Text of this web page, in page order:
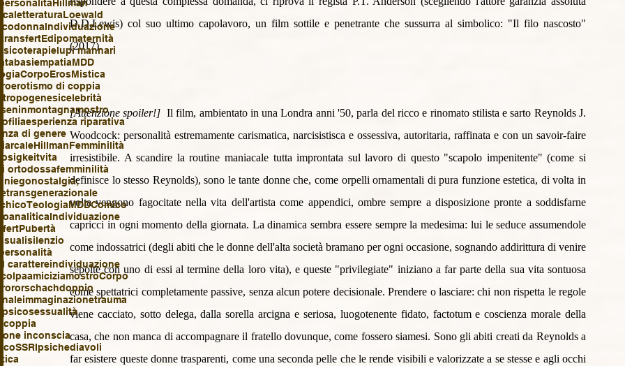
D.D.Lewis) col suo ultimo capolavoro, un film sottile e penetrante che sussurra al simbolico: "Il filo nascosto"
(2017).
[Attenzione spoiler!]
  Il film, ambientato in una Londra anni '50, parla del ricco e rinomato stilista e sarto Reynolds J.
Woodcock: personalità estremamente carismatica, narcisistisca e ossessiva, autoritaria, raffinata e con un savoir-faire
irresistibile. A scandire la routine maniacale tutta improntata sul lavoro di questo "scapolo impenitente" (come si
definisce lo stesso Reynolds), sono le tante donne che, come orpelli ornamentali di pura funzione estetica, di volta in
volta vengono fagocitate nella vita dell'artista come appendici, ombre sempre a disposizione pronte a soddisfarne
capricci in ogni momento della giornata. La dinamica sembra essere sempre la medesima: lui le seduce assumendole
come indossatrici (degli abiti che le donne dell'alta società bramano per ogni occasione, sognando addirittura di venire
sepolte con uno di essi al termine della loro vita), e queste "privilegiate" iniziano a far parte della sua vita sontuosa
come spettatrici completamente passive, senza alcun potere decisionale. Prendere o lasciare: chi non rispetta le regole
viene cacciato, sotto delega, dalla sorella arcigna e seriosa, luogotenente fidato, factotum e coscienza morale della
casa, che non manca di accompagnare il fratello dovunque, come fossero siamesi. Sono gli abiti creati da Reynolds a
far esistere queste donne trasparenti, come una seconda pelle che le rende visibili e valorizzate a se stesse e agli occhi
Hillman
letteraturaLoewald
donnaIndividuazione
Edipomaternità
lupi mannari
empatiaMDD
CorpoErosMistica
erotismo di coppia
celebrità
montagnamostro
esperienza riparativa
di genere
HillmanFemminilità
vita
ortodossafemminilità
nostalgia;
transgenerazionale
TeologiaMDDComico
Individuazione
Pubertà
silenzio
carattereindividuazione
colpaamiciziamostroCorpo
rorschachdoppio
immaginazionetrauma
psicosessualità
coppia
inconscia
SSRIpsichediavoli